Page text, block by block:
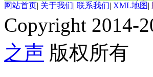
网站首页| 关于我们| 联系我们| XML地图|
Copyright 2014-
之声 版权所有